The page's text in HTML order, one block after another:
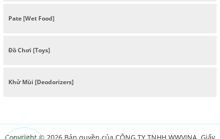
Pate [Wet Food]
Đồ Chơi [Toys]
Khử Mùi [Deodorizers]